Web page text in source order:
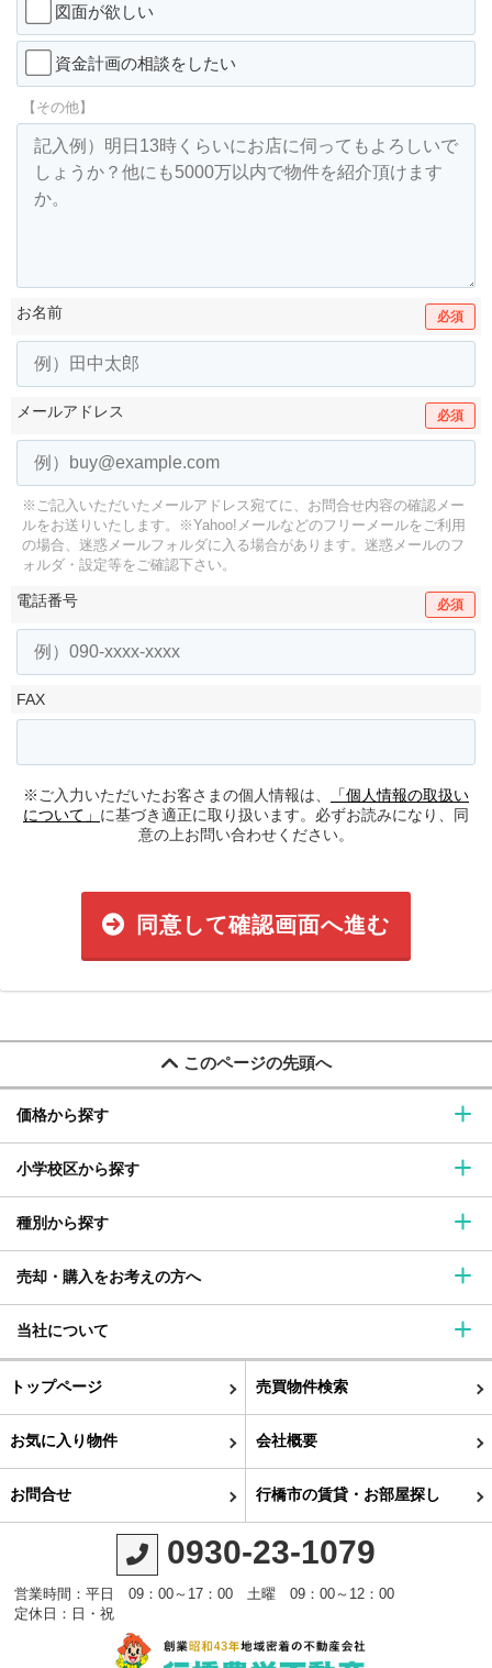
図面が欲しい
資金計画の相談をしたい
【その他】
お名前 必須
メールアドレス 必須
※ご記入いただいたメールアドレス宛てに、お問合せ内容の確認メー
ルをお送りいたします。
※Yahoo!メールなどのフリーメールをご利用
の場合、迷惑メールフォルダに入る場合があります。 迷惑メールのフ
ォルダ・設定等をご確認下さい。
電話番号 必須
FAX
※ご入力いただいたお客さまの個人情報は、
「個人情報の取扱い
について」 に基づき適正に取り扱います。必ずお読みになり、同
意の上お問い合わせください。
同意して確認画面へ進む
このページの先頭へ
価格から探す
小学校区から探す
種別から探す
売却・購入をお考えの方へ
当社について
トップページ 売買物件検索
お気に入り物件 会社概要
お問合せ 行橋市の賃貸・お部屋探し
0930-23-1079
営業時間：平日 09：00～17：00 土曜 09：00～12：00
定休日：日・祝